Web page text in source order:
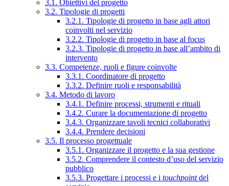
3.1. Obiettivi del progetto
3.2. Tipologie di progetti
3.2.1. Tipologie di progetto in base agli attori
coinvolti nel servizio
3.2.2. Tipologie di progetto in base al focus
3.2.3. Tipologie di progetto in base all’ambito di
intervento
3.3. Competenze, ruoli e figure coinvolte
3.3.1. Coordinatore di progetto
3.3.2. Definire ruoli e responsabilità
3.4. Metodo di lavoro
3.4.1. Definire processi, strumenti e rituali
3.4.2. Curare la documentazione di progetto
3.4.3. Organizzare tavoli tecnici collaborativi
3.4.4. Prendere decisioni
3.5. Il processo progettuale
3.5.1. Organizzare il progetto e la sua gestione
3.5.2. Comprendere il contesto d’uso del servizio
pubblico
3.5.3. Progettare i processi e i touchpointdel